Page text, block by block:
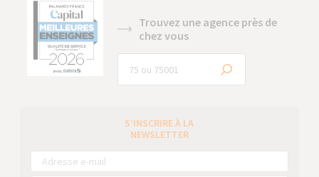
Trouvez une agence près de
chez vous
S’INSCRIRE À LA
NEWSLETTER